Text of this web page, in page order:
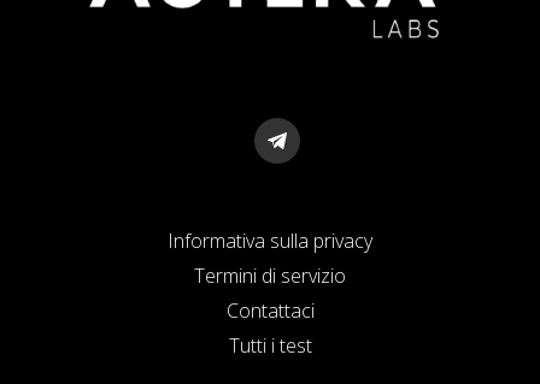
Informativa sulla privacy
Termini di servizio
Contattaci
Tutti i test